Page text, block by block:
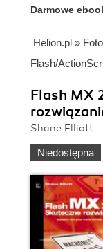
Darmowe
Helion.pl »
Flash/
Flash MX
Shane Elliott
Niedostępna